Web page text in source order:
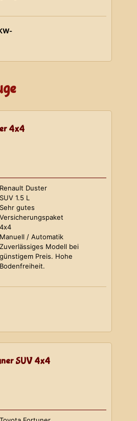
4x4
Renault Duster
SUV 1.5 L
Sehr gutes
Versicherungspaket
4x4
Manuell / Automatik
Zuverlässiges Modell bei
günstigem Preis. Hohe
Bodenfreiheit.
SUV 4x4